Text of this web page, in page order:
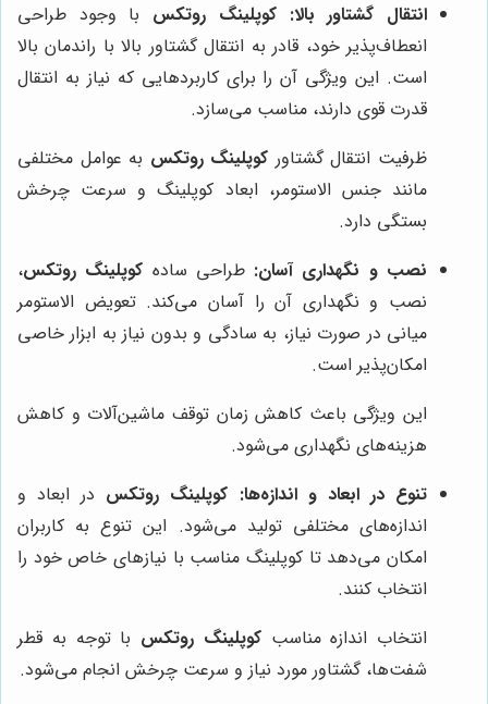
انتقال گشتاور بالا: کوپلینگ روتکس با وجود طراحی
انعطاف‌پذیر خود، قادر به انتقال گشتاور بالا با راندمان بالا
است. این ویژگی آن را برای کاربردهایی که نیاز به انتقال
قدرت قوی دارند، مناسب می‌سازد.
ظرفیت انتقال گشتاور کوپلینگ روتکس به عوامل مختلفی
مانند جنس الاستومر، ابعاد کوپلینگ و سرعت چرخش
بستگی دارد.
نصب و نگهداری آسان: طراحی ساده کوپلینگ روتکس،
نصب و نگهداری آن را آسان می‌کند. تعویض الاستومر
میانی در صورت نیاز، به سادگی و بدون نیاز به ابزار خاصی
امکان‌پذیر است.
این ویژگی باعث کاهش زمان توقف ماشین‌آلات و کاهش
هزینه‌های نگهداری می‌شود.
تنوع در ابعاد و اندازه‌ها: کوپلینگ روتکس در ابعاد و
اندازه‌های مختلفی تولید می‌شود. این تنوع به کاربران
امکان می‌دهد تا کوپلینگ مناسب با نیازهای خاص خود را
انتخاب کنند.
انتخاب اندازه مناسبکوپلینگ روتکس با توجه به قطر
شفت‌ها، گشتاور مورد نیاز و سرعت چرخش انجام می‌شود.